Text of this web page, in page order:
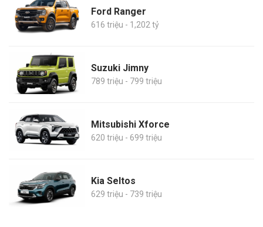
Ford Ranger
616 triệu - 1,202 tỷ
Suzuki Jimny
789 triệu - 799 triệu
Mitsubishi Xforce
620 triệu - 699 triệu
Kia Seltos
629 triệu - 739 triệu